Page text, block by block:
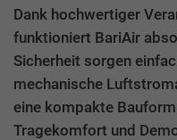
Dank hochwertiger
funktioniert BariAir
Sicherheit sorgen
mechanische
eine kompakte
Tragekomfort und